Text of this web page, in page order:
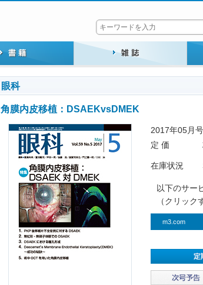
眼科
角膜内皮移植：DSAEKvsDMEK
2017年05月
定 価
在庫状況
以下のサー
（クリック
m3.com